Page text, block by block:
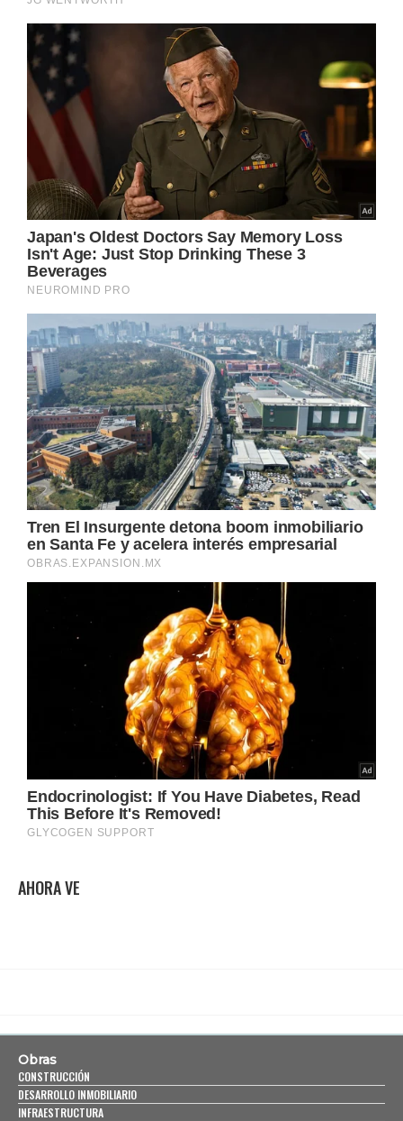
AHORA VE
Obras
CONSTRUCCIÓN
DESARROLLO INMOBILIARIO
INFRAESTRUCTURA